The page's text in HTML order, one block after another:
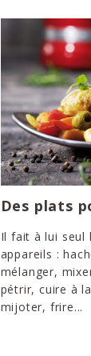
Des plats
Il fait à lui seul
appareils :
mélanger,
pétrir, cuire à
mijoter, frire...